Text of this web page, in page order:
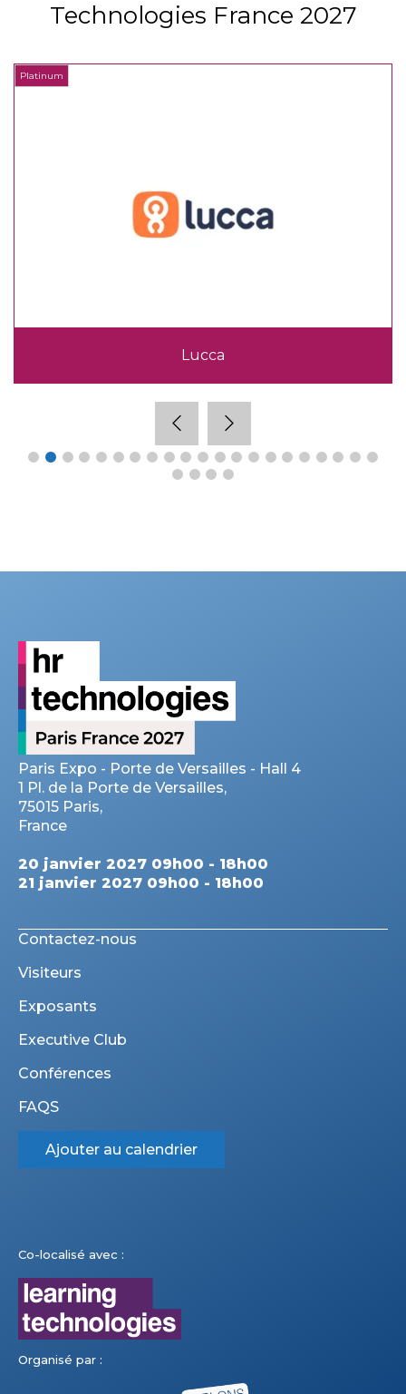
Technologies France 2027
Platinum
Lucca
Paris Expo - Porte de Versailles - Hall 4
1 Pl. de la Porte de Versailles,
75015 Paris,
France
20 janvier 2027 09h00 - 18h00
21 janvier 2027 09h00 - 18h00
Contactez-nous
Visiteurs
Exposants
Executive Club
Conférences
FAQS
Ajouter au calendrier
Co-localisé avec :
Organisé par :